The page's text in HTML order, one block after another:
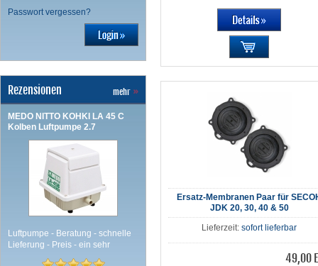
Passwort vergessen?
Rezensionen mehr »
MEDO NITTO KOHKI LA 45 C
Kolben Luftpumpe 2.7
Luftpumpe - Beratung - schnelle
Lieferung - Preis - ein sehr
Ersatz-Membranen Paar für
JDK 20, 30, 40 & 50
Lieferzeit: sofort lieferbar
49,00